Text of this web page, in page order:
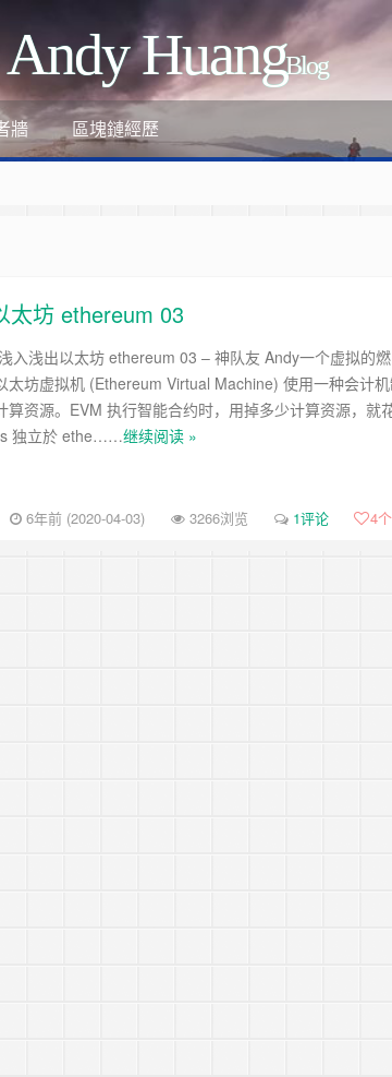
Andy HuangBlog
牆 區塊鏈經歷
6/
5/
太坊 ethereum 03
入浅出以太坊 ethereum 03 – 神队友 Andy一个虚拟的燃
太坊虚拟机 (Ethereum Virtual Machine) 使用一种会计
算资源。EVM 执行智能合约时，用掉多少计算资源，就
独立於 ethe……继续阅读 »
6年前 (2020-04-03) 3266浏览 1评论 4